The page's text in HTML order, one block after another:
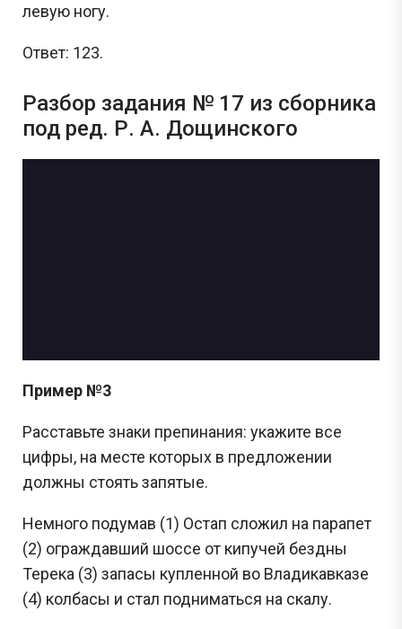
левую ногу.
Ответ: 123.
Разбор задания № 17 из сборника
под ред. Р. А. Дощинского
Пример №3
Расставьте знаки препинания: укажите все
цифры, на месте которых в предложении
должны стоять запятые.
Немного подумав (1) Остап сложил на парапет
(2) ограждавший шоссе от кипучей бездны
Терека (3) запасы купленной во Владикавказе
(4) колбасы и стал подниматься на скалу.